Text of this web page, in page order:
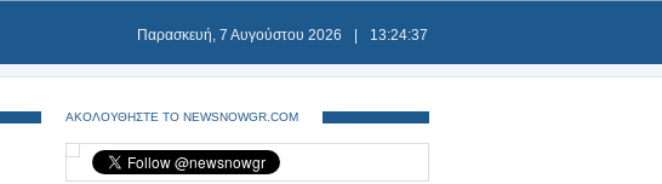
Παρασκευή, 7 Αυγούστου 2026 13:24:37
ΑΚΟΛΟΥΘΗΣΤΕ ΤΟ NEWSNOWGR.COM